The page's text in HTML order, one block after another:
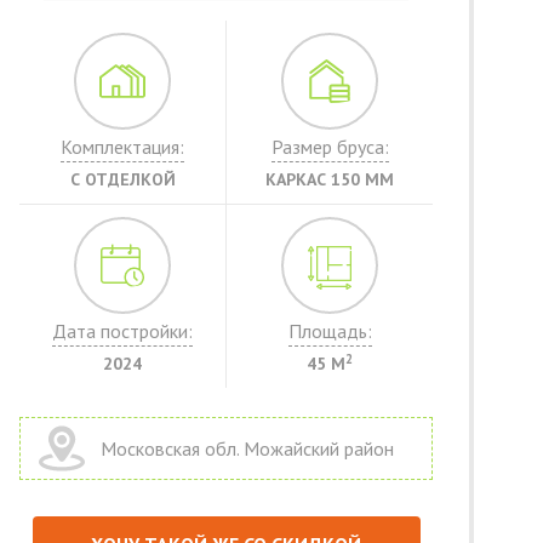
Комплектация:
С ОТДЕЛКОЙ
Размер бруса:
КАРКАС 150 ММ
Дата постройки:
2024
Площадь:
45 М2
Московская обл. Можайский район